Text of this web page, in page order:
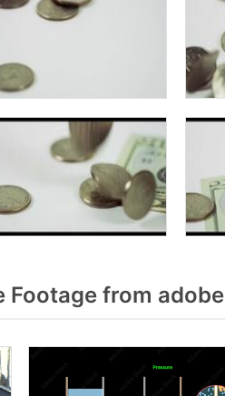
Footage from adobe